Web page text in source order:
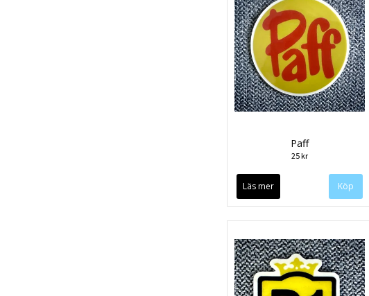
Paff
25 kr
Läs mer